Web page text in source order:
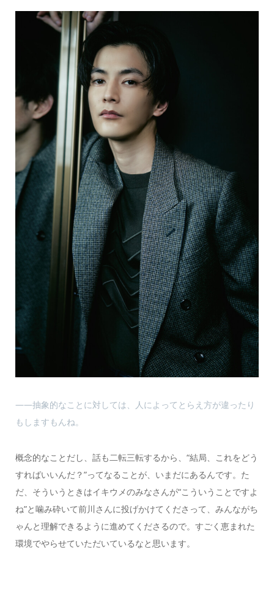
――抽象的なことに対しては、人によってとらえ方が違ったり
もしますもんね。
概念的なことだし、話も二転三転するから、“結局、これをどう
すればいいんだ？”ってなることが、いまだにあるんです。た
だ、そういうときはイキウメのみなさんが“こういうことですよ
ね”と噛み砕いて前川さんに投げかけてくださって、みんながち
ゃんと理解できるように進めてくださるので。すごく恵まれた
環境でやらせていただいているなと思います。